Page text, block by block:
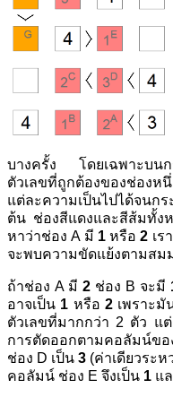
บางครั้ง โดยเฉพาะบน
ตัวเลขที่ถูกต้องของช่องห
แต่ละความเป็นไปได้จนก
ต้น ช่องสีแดงและสีส้มทั้งห
หาว่าช่อง A มี 1หรือ2 เร
จะพบความขัดแย้งตามสม
ถ้าช่อง A มี 2 ช่อง B จะมี
อาจเป็น 1 หรือ 2เพราะมั
ตัวเลขที่มากกว่า 2 ตัว แ
การตัดออกตามคอลัมน์ข
ช่อง D เป็น 3 (ค่าเดียวระห
คอลัมน์ ช่อง E จึงเป็น 1 แ